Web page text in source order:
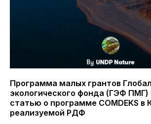
Программа малых грантов
экологического фонда (ГЭФ ПМГ)
статью о программе COMDEKS в
реализуемой РДФ